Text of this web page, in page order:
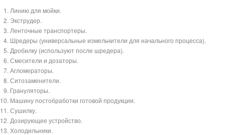
Линию для мойки.
Экструдер.
Ленточные транспортеры.
Шредеры (универсальные измельчители для начального процесса).
Дробилку (используют после шредера).
Смесители и дозаторы.
Агломераторы.
Ситозаменители.
Грануляторы.
Машину постобработки готовой продукции.
Сушилку.
Дозирующее устройство.
Холодильники.